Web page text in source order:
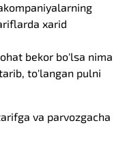
xarid
bekor bo'lsa nima
to'langan pulni
va parvozgacha